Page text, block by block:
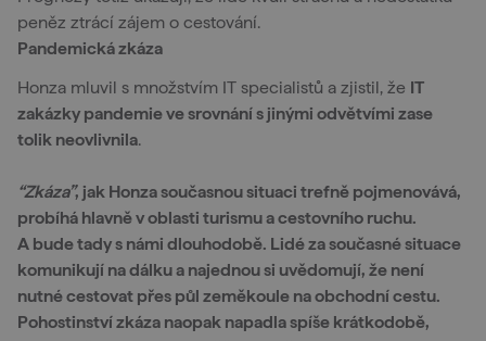
peněz ztrácí zájem o cestování.
Pandemická zkáza
Honza mluvil s množstvím IT specialistů a zjistil, že IT
zakázky pandemie ve srovnání s jinými odvětvími zase
tolik neovlivnila.
“Zkáza”, jak Honza současnou situaci trefně pojmenovává,
probíhá hlavně v oblasti turismu a cestovního ruchu.
A bude tady s námi dlouhodobě. Lidé za současné situace
komunikují na dálku a najednou si uvědomují, že není
nutné cestovat přes půl zeměkoule na obchodní cestu.
Pohostinství zkáza naopak napadla spíše krátkodobě,